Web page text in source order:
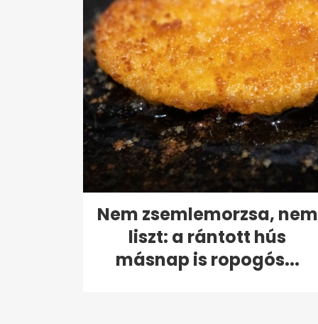
Nem zsemlemorzsa, nem
liszt: a rántott hús
másnap is ropogós...